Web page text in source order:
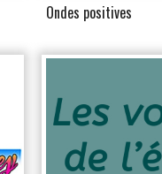
Ondes positives